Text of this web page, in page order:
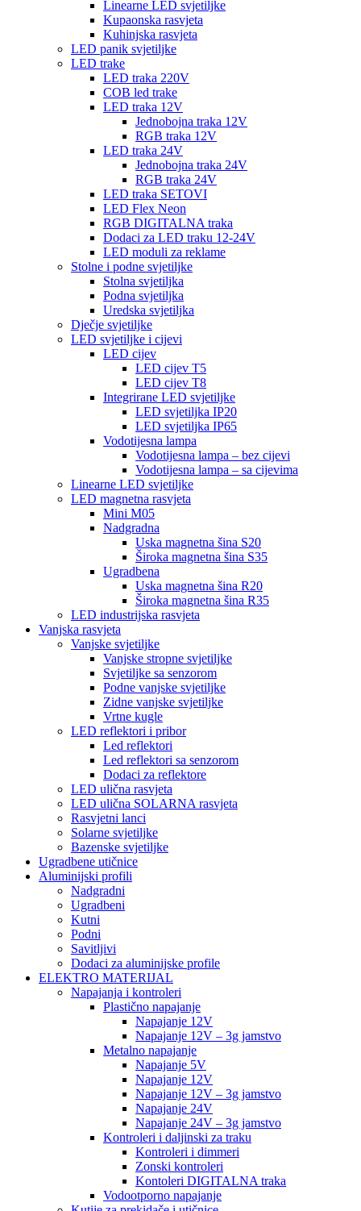
Linearne LED svjetiljke
Kupaonska rasvjeta
Kuhinjska rasvjeta
LED panik svjetiljke
LED trake
LED traka 220V
COB led trake
LED traka 12V
Jednobojna traka 12V
RGB traka 12V
LED traka 24V
Jednobojna traka 24V
RGB traka 24V
LED traka SETOVI
LED Flex Neon
RGB DIGITALNA traka
Dodaci za LED traku 12-24V
LED moduli za reklame
Stolne i podne svjetiljke
Stolna svjetiljka
Podna svjetiljka
Uredska svjetiljka
Dječje svjetiljke
LED svjetiljke i cijevi
LED cijev
LED cijev T5
LED cijev T8
Integrirane LED svjetiljke
LED svjetiljka IP20
LED svjetiljka IP65
Vodotijesna lampa
Vodotijesna lampa – bez cijevi
Vodotijesna lampa – sa cijevima
Linearne LED svjetiljke
LED magnetna rasvjeta
Mini M05
Nadgradna
Uska magnetna šina S20
Široka magnetna šina S35
Ugradbena
Uska magnetna šina R20
Široka magnetna šina R35
LED industrijska rasvjeta
Vanjska rasvjeta
Vanjske svjetiljke
Vanjske stropne svjetiljke
Svjetiljke sa senzorom
Podne vanjske svjetiljke
Zidne vanjske svjetiljke
Vrtne kugle
LED reflektori i pribor
Led reflektori
Led reflektori sa senzorom
Dodaci za reflektore
LED ulična rasvjeta
LED ulična SOLARNA rasvjeta
Rasvjetni lanci
Solarne svjetiljke
Bazenske svjetiljke
Ugradbene utičnice
Aluminijski profili
Nadgradni
Ugradbeni
Kutni
Podni
Savitljivi
Dodaci za aluminijske profile
ELEKTRO MATERIJAL
Napajanja i kontroleri
Plastično napajanje
Napajanje 12V
Napajanje 12V – 3g jamstvo
Metalno napajanje
Napajanje 5V
Napajanje 12V
Napajanje 12V – 3g jamstvo
Napajanje 24V
Napajanje 24V – 3g jamstvo
Kontroleri i daljinski za traku
Kontroleri i dimmeri
Zonski kontroleri
Kontoleri DIGITALNA traka
Vodootporno napajanje